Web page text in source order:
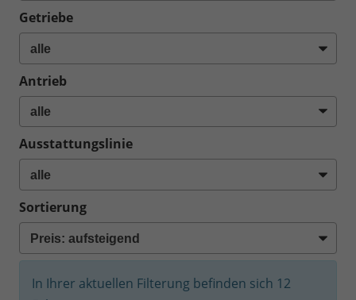
Getriebe
Antrieb
Ausstattungslinie
Sortierung
In Ihrer aktuellen Filterung befinden sich 12